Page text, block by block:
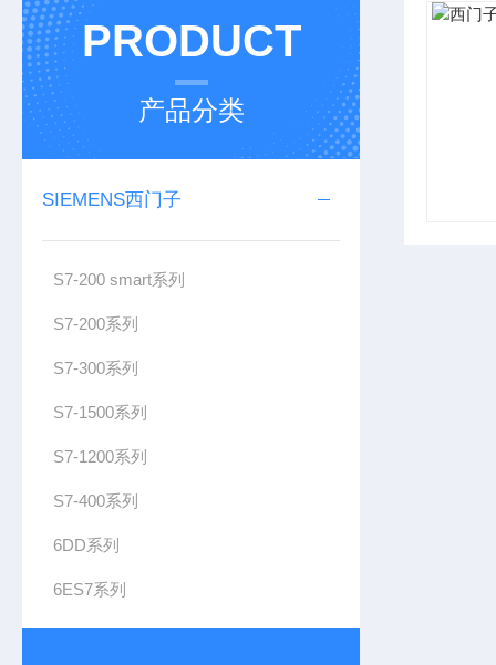
PRODUCT
产品分类
SIEMENS西门子
S7-200 smart系列
S7-200系列
S7-300系列
S7-1500系列
S7-1200系列
S7-400系列
6DD系列
6ES7系列